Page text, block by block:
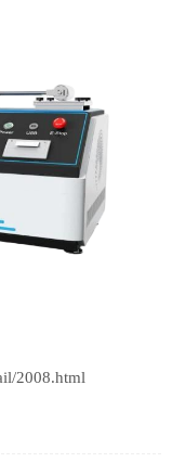
2008.html